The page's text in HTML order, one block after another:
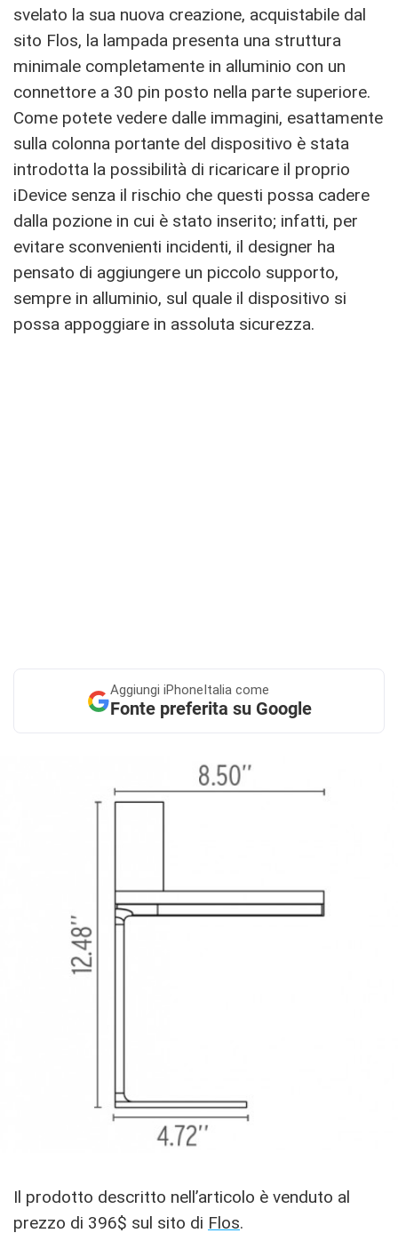
svelato la sua nuova creazione, acquistabile dal
sito Flos, la lampada presenta una struttura
minimale completamente in alluminio con un
connettore a 30 pin posto nella parte superiore.
Come potete vedere dalle immagini, esattamente
sulla colonna portante del dispositivo è stata
introdotta la possibilità di ricaricare il proprio
iDevice senza il rischio che questi possa cadere
dalla pozione in cui è stato inserito; infatti, per
evitare sconvenienti incidenti, il designer ha
pensato di aggiungere un piccolo supporto,
sempre in alluminio, sul quale il dispositivo si
possa appoggiare in assoluta sicurezza.
Aggiungi iPhoneItalia come
Fonte preferita su Google
Il prodotto descritto nell’articolo è venduto al
prezzo di 396$ sul sito di Flos.